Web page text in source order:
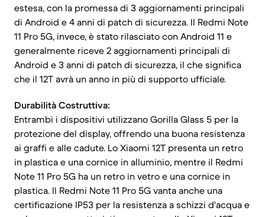
estesa, con la promessa di 3 aggiornamenti principali
di Android e 4 anni di patch di sicurezza. Il Redmi Note
11 Pro 5G, invece, è stato rilasciato con Android 11 e
generalmente riceve 2 aggiornamenti principali di
Android e 3 anni di patch di sicurezza, il che significa
che il 12T avrà un anno in più di supporto ufficiale.
Durabilità Costruttiva:
Entrambi i dispositivi utilizzano Gorilla Glass 5 per la
protezione del display, offrendo una buona resistenza
ai graffi e alle cadute. Lo Xiaomi 12T presenta un retro
in plastica e una cornice in alluminio, mentre il Redmi
Note 11 Pro 5G ha un retro in vetro e una cornice in
plastica. Il Redmi Note 11 Pro 5G vanta anche una
certificazione IP53 per la resistenza a schizzi d'acqua e